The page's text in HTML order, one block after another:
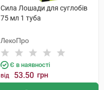
Сила Лошади для суглобів
75 мл 1 туба
ЛекоПро
Є в наявності
від 53.50 грн